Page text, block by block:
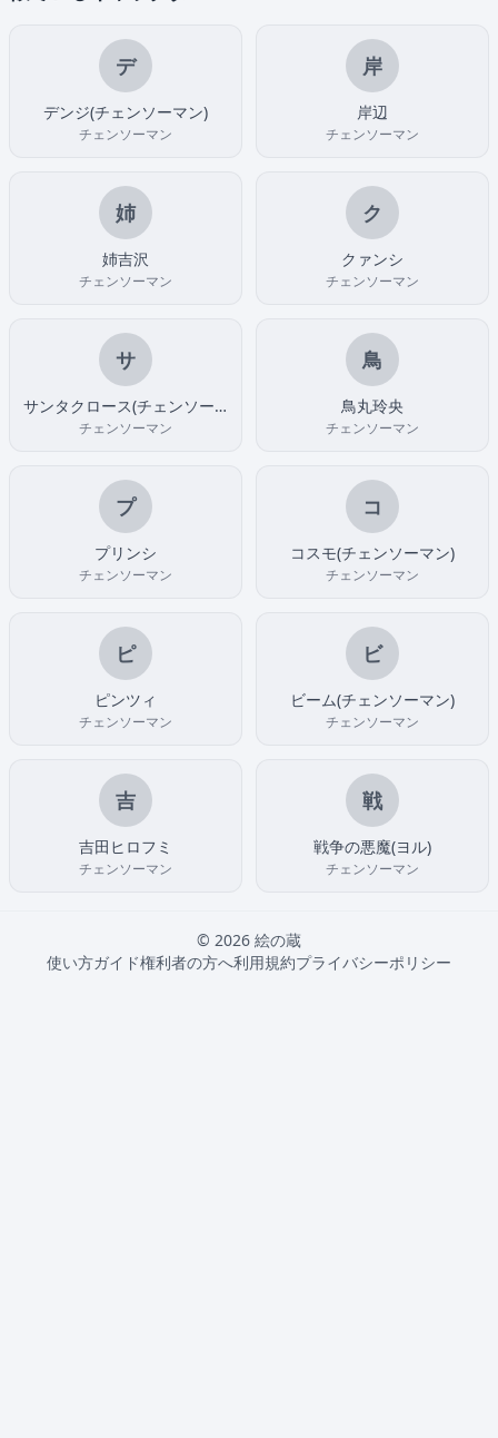
デ
デンジ(チェンソーマン)
チェンソーマン
岸
岸辺
チェンソーマン
姉
姉吉沢
チェンソーマン
ク
クァンシ
チェンソーマン
サ
サンタクロース(チェンソーマン)
チェンソーマン
鳥
鳥丸玲央
チェンソーマン
プ
プリンシ
チェンソーマン
コ
コスモ(チェンソーマン)
チェンソーマン
ピ
ピンツィ
チェンソーマン
ビ
ビーム(チェンソーマン)
チェンソーマン
吉
吉田ヒロフミ
チェンソーマン
戦
戦争の悪魔(ヨル)
チェンソーマン
© 2026 絵の蔵
使い方ガイド権利者の方へ利用規約プライバシーポリシー